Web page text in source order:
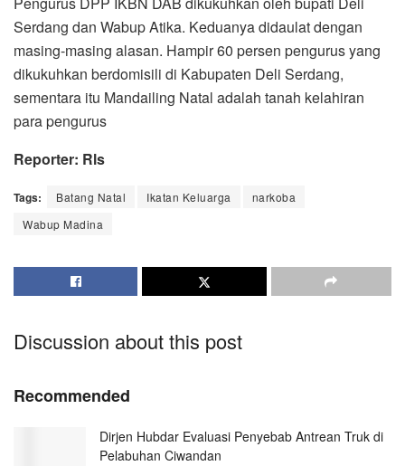
Serdang dan Wabup Atika. Keduanya didaulat dengan
masing-masing alasan. Hampir 60 persen pengurus yang
dikukuhkan berdomisili di Kabupaten Deli Serdang,
sementara itu Mandailing Natal adalah tanah kelahiran
para pengurus
Reporter: Rls
Tags: Batang Natal Ikatan Keluarga
narkoba
Wabup Madina
Discussion about this post
Recommended
Dirjen Hubdar Evaluasi Penyebab Antrean Truk di
Pelabuhan Ciwandan